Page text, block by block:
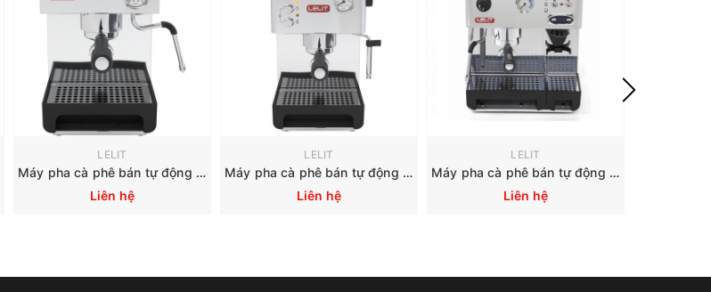
LELIT
Máy pha cà phê bán tự động LELIT Anna PL41TEM
Liên hệ
LELIT
Máy pha cà phê bán tự động LELIT Anna PL41EM
Liên hệ
LELIT
Máy pha cà phê bán tự động LELIT Anita PL042TEMD
Liên hệ